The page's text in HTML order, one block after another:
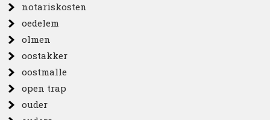
notariskosten
oedelem
olmen
oostakker
oostmalle
open trap
ouder